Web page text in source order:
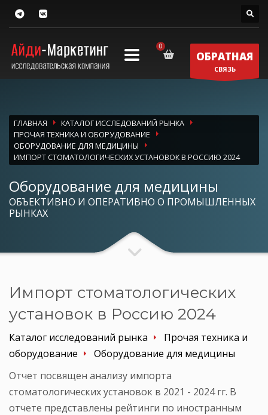
ОБРАТНАЯ
СВЯЗЬ
ГЛАВНАЯ
КАТАЛОГ ИССЛЕДОВАНИЙ РЫНКА
ПРОЧАЯ ТЕХНИКА И ОБОРУДОВАНИЕ
ОБОРУДОВАНИЕ ДЛЯ МЕДИЦИНЫ
ИМПОРТ СТОМАТОЛОГИЧЕСКИХ УСТАНОВОК В РОССИЮ 2024
Оборудование для медицины
ОБЪЕКТИВНО И ОПЕРАТИВНО О ПРОМЫШЛЕННЫХ
РЫНКАХ
Импорт стоматологических
установок в Россию 2024
Каталог исследований рынка
Прочая техника и
оборудование
Оборудование для медицины
Отчет посвящен анализу импорта
стоматологических установок в 2021 - 2024 гг. В
отчете представлены рейтинги по иностранным